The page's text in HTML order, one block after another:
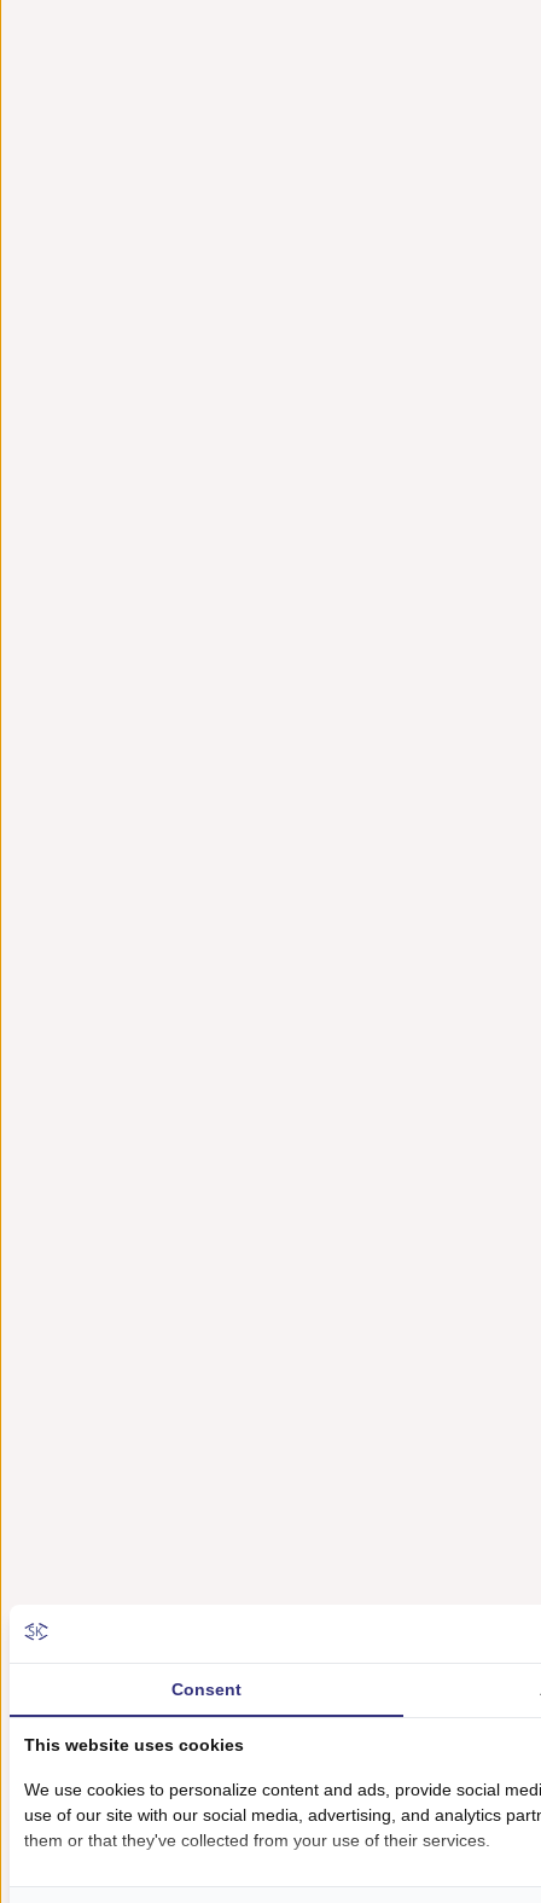
Consent
This website uses cookies
We use cookies to personalize content and ads, provide social
use of our site with our social media, advertising, and analytics
them or that they've collected from your use of their services.